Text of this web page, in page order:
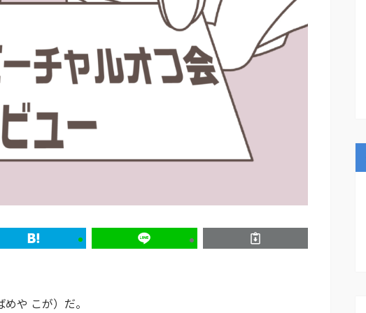
や こが）だ。